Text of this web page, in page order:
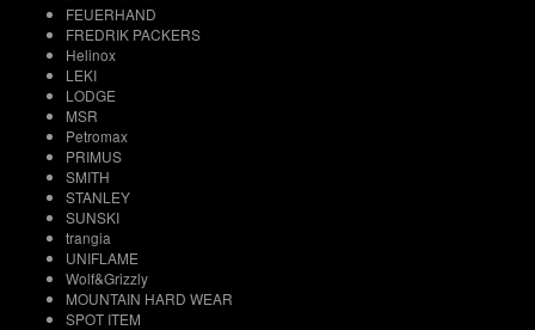
FEUERHAND
FREDRIK PACKERS
Helinox
LEKI
LODGE
MSR
Petromax
PRIMUS
SMITH
STANLEY
SUNSKI
trangia
UNIFLAME
Wolf&Grizzly
MOUNTAIN HARD WEAR
SPOT ITEM